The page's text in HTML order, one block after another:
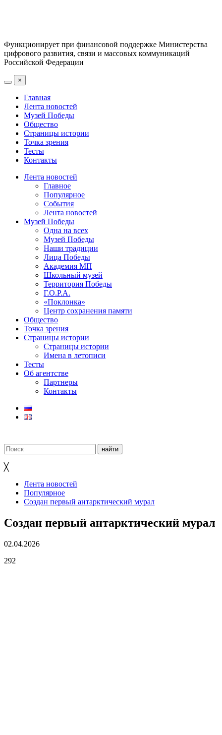
Функционирует при финансовой поддержке Министерства
цифрового развития, связи и массовых коммуникаций
Российской Федерации
×
Главная
Лента новостей
Музей Победы
Общество
Страницы истории
Точка зрения
Тесты
Контакты
Лента новостей
Главное
Популярное
События
Лента новостей
Музей Победы
Одна на всех
Музей Победы
Наши традиции
Лица Победы
Академия МП
Школьный музей
Территория Победы
Г.О.Р.А.
«Поклонка»
Центр сохранения памяти
Общество
Точка зрения
Страницы истории
Страницы истории
Имена в летописи
Тесты
Об агентстве
Партнеры
Контакты
╳
Лента новостей
Популярное
Создан первый антарктический мурал
Создан первый антарктический мурал
02.04.2026
292